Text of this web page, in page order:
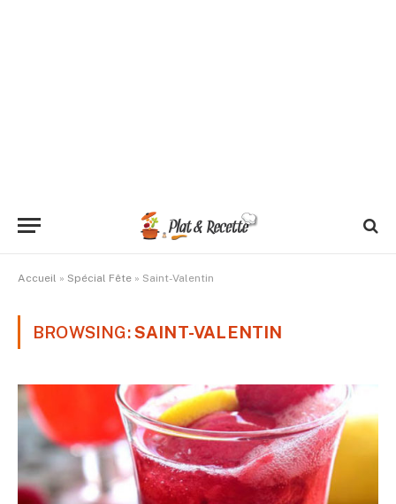
Accueil » Spécial Fête » Saint-Valentin
BROWSING:SAINT-VALENTIN